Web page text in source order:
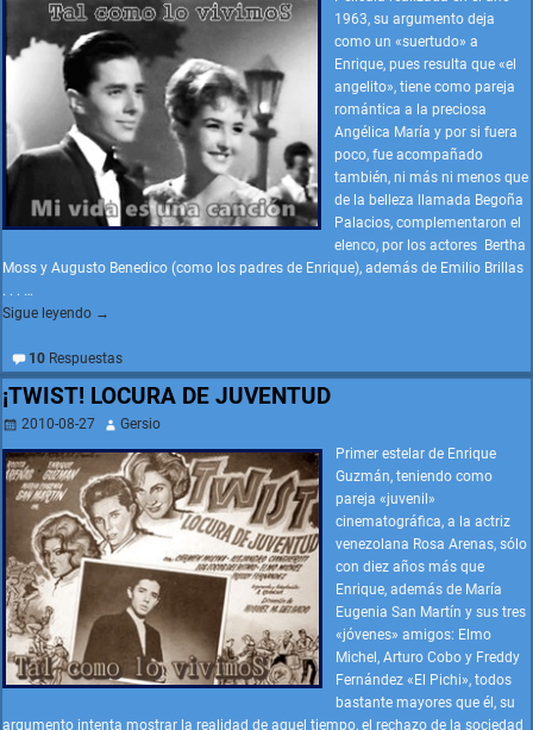
1963, su argumento deja
como un «suertudo» a
Enrique, pues resulta que «el
angelito», tiene como pareja
romántica a la preciosa
Angélica María y por si fuera
poco, fue acompañado
también, ni más ni menos que
de la belleza llamada Begoña
Palacios, complementaron el
elenco, por los actores Bertha
Moss y Augusto Benedico (como los padres de Enrique), además de Emilio Brillas
. . . …
Sigue leyendo →
10Respuestas
¡TWIST! LOCURA DE JUVENTUD
2010-08-27
Gersio
Primer estelar de Enrique
Guzmán, teniendo como
pareja «juvenil»
cinematográfica, a la actriz
venezolana Rosa Arenas, sólo
con diez años más que
Enrique, además de María
Eugenia San Martín y sus tres
«jóvenes» amigos: Elmo
Michel, Arturo Cobo y Freddy
Fernández «El Pichi», todos
bastante mayores que él, su
argumento intenta mostrar la realidad de aquel tiempo, el rechazo de la sociedad